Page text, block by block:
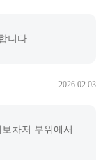
니다
2026.02.03
차저 부위에서